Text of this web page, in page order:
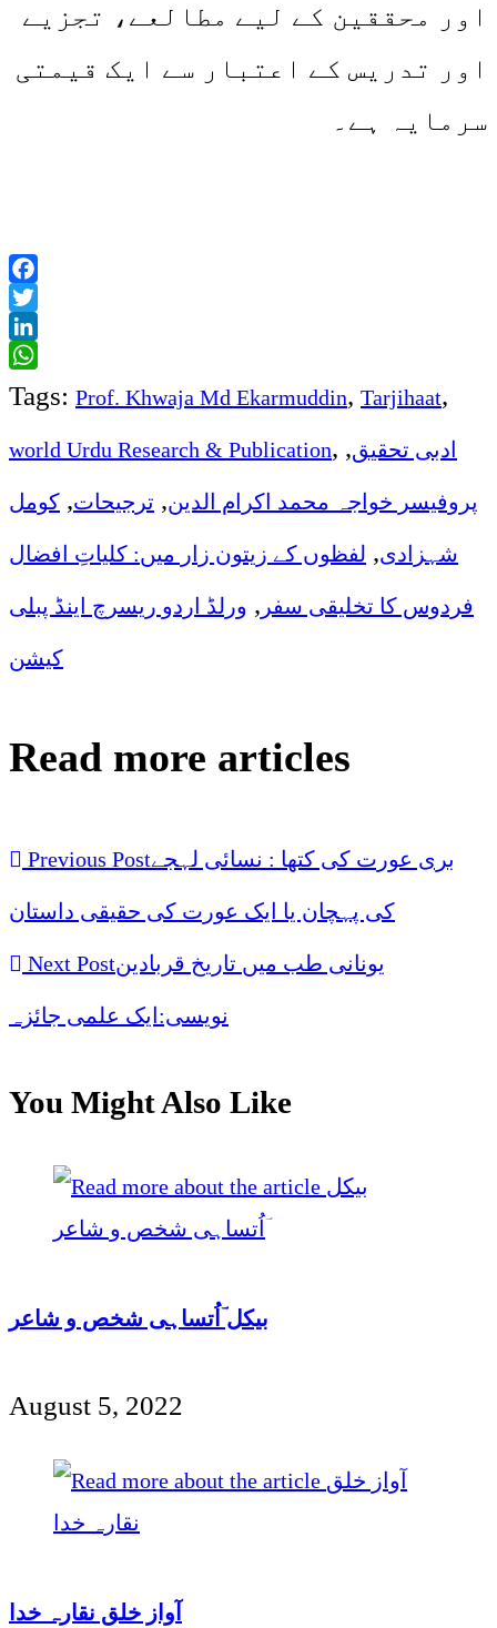
اور محققین کے لیے مطالعے، تجزیے
اور تدریس کے اعتبار سے ایک قیمتی
سرمایہ ہے۔
Facebook
Twitter
LinkedIn
WhatsApp
Tags: Prof. Khwaja Md Ekarmuddin, Tarjihaat,
world Urdu Research & Publication, ادبی تحقیق,
پروفیسر خواجہ محمد اکرام الدین, ترجیحات, کومل
شہزادی, لفظوں کے زیتون زار میں: کلیاتِ افضال
فردوس کا تخلیقی سفر , ورلڈ اردو ریسرچ اینڈ پبلی
کیشن
Read more articles
Previous Postبری عورت کی کتھا : نسائی لہجے
کی پہچان یا ایک عورت کی حقیقی داستان
Next Postیونانی طب میں تاریخ قربادین
نویسی:ایک علمی جائزہ
You Might Also Like
بیکل ؔاُتساہی شخص و شاعر
August 5, 2022
‌‌آواز خلق نقارہ خدا